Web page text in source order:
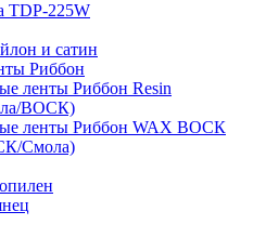
TDP-225W
и сатин
Риббон
ленты Риббон Resin
ВОСК)
ленты Риббон WAX ВОСК
Смола)